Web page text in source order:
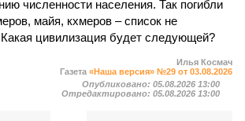
численности населения. Так погибли
майя, кхмеров – список не
цивилизация будет следующей?
Илья Космач
Газета «Наша версия» №29 от 03.08.2026
Опубликовано: 05.08.2026 13:00
Отредактировано: 05.08.2026 13:00